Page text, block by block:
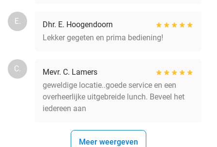
E.
Dhr. E. Hoogendoorn
Lekker gegeten en prima bediening!
C.
Mevr. C. Lamers
geweldige locatie..goede service en een
overheerlijke uitgebreide lunch. Beveel het
iedereen aan
Meer weergeven